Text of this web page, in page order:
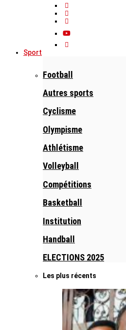
Sport
Football
Autres sports
Cyclisme
Olympisme
Athlétisme
Volleyball
Compétitions
Basketball
Institution
Handball
ELECTIONS 2025
Les plus récents